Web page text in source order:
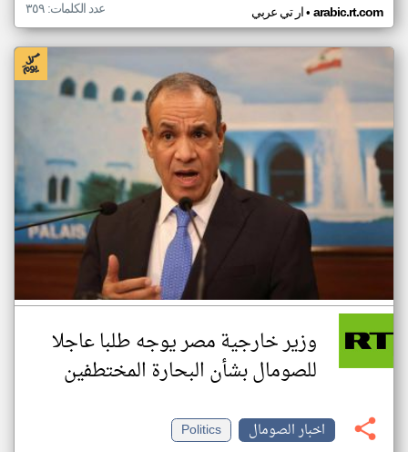
ار تي عربي• arabic.rt.com عدد الكلمات: ٣٥٩
وزير خارجية مصر يوجه طلبا عاجلا
للصومال بشأن البحارة المختطفين
اخبار الصومال
Politics